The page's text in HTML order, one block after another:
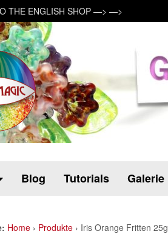
THE ENGLISH SHOP —> —>
Blog Tutorials Galerie
Home › Produkte › Iris Orange Fritten 25g